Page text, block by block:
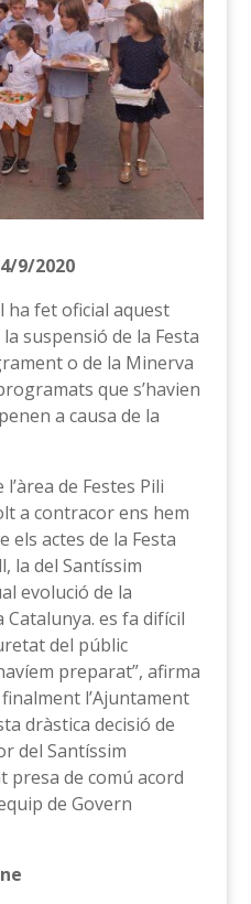
9/2020
ha fet oficial aquest
suspensió de la Festa
o de la Minerva
que s’havien
a causa de la
de Festes Pili
a contracor ens hem
els actes de la Festa
la del Santíssim
evolució de la
es fa difícil
del públic
preparat”, afirma
l’Ajuntament
dràstica decisió de
del Santíssim
presa de comú acord
de Govern